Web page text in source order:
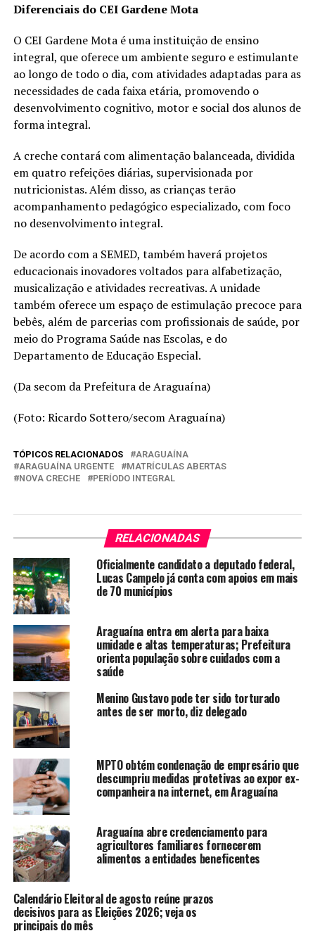
Diferenciais do CEI Gardene Mota
O CEI Gardene Mota é uma instituição de ensino
integral, que oferece um ambiente seguro e estimulante
ao longo de todo o dia, com atividades adaptadas para as
necessidades de cada faixa etária, promovendo o
desenvolvimento cognitivo, motor e social dos alunos de
forma integral.
A creche contará com alimentação balanceada, dividida
em quatro refeições diárias, supervisionada por
nutricionistas. Além disso, as crianças terão
acompanhamento pedagógico especializado, com foco
no desenvolvimento integral.
De acordo com a SEMED, também haverá projetos
educacionais inovadores voltados para alfabetização,
musicalização e atividades recreativas. A unidade
também oferece um espaço de estimulação precoce para
bebês, além de parcerias com profissionais de saúde, por
meio do Programa Saúde nas Escolas, e do
Departamento de Educação Especial.
(Da secom da Prefeitura de Araguaína)
(Foto: Ricardo Sottero/secom Araguaína)
TÓPICOS RELACIONADOS
ARAGUAÍNA
ARAGUAÍNA URGENTE
MATRÍCULAS ABERTAS
NOVA CRECHE
PERÍODO INTEGRAL
RELACIONADAS
Oficialmente candidato a deputado federal,
Lucas Campelo já conta com apoios em mais
de 70 municípios
Araguaína entra em alerta para baixa
umidade e altas temperaturas; Prefeitura
orienta população sobre cuidados com a
saúde
Menino Gustavo pode ter sido torturado
antes de ser morto, diz delegado
MPTO obtém condenação de empresário que
descumpriu medidas protetivas ao expor ex-
companheira na internet, em Araguaína
Araguaína abre credenciamento para
agricultores familiares fornecerem
alimentos a entidades beneficentes
Calendário Eleitoral de agosto reúne prazos
decisivos para as Eleições 2026; veja os
principais do mês